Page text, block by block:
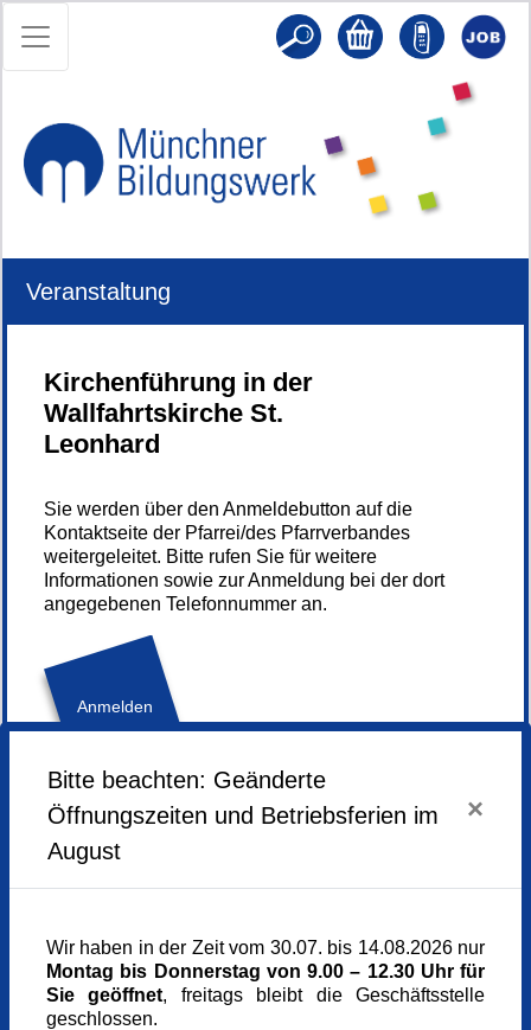
Veranstaltung
Kirchenführung in der
Wallfahrtskirche St.
Leonhard
Sie werden über den Anmeldebutton auf die
Kontaktseite der Pfarrei/des Pfarrverbandes
weitergeleitet. Bitte rufen Sie für weitere
Informationen sowie zur Anmeldung bei der dort
angegebenen Telefonnummer an.
Anmelden
Sonntag,13.07.2025, 14.00 - 15.00 Uhr
Veranstaltungsort
Dekanat Südost
gebührenfrei
0,00 €
Referent_in
Bitte beachten: Geänderte
Öffnungszeiten und Betriebsferien im
August
×
Wir haben in der Zeit vom 30.07. bis 14.08.2026 nur
Montag bis Donnerstag von 9.00 – 12.30 Uhr für
Sie geöffnet, freitags bleibt die Geschäftsstelle
geschlossen.